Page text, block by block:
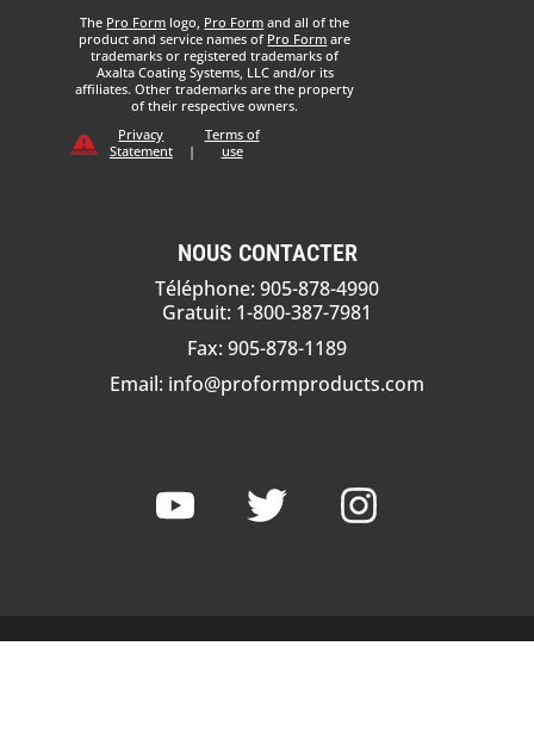
The Pro Form logo, Pro Form and all of the
product and service names of Pro Form are
trademarks or registered trademarks of
Axalta Coating Systems, LLC and/or its
affiliates. Other trademarks are the property
of their respective owners.
Privacy
Statement
|
Terms of
use
NOUS CONTACTER
Téléphone: 905-878-4990
Gratuit: 1-800-387-7981
Fax: 905-878-1189
Email: info@proformproducts.com